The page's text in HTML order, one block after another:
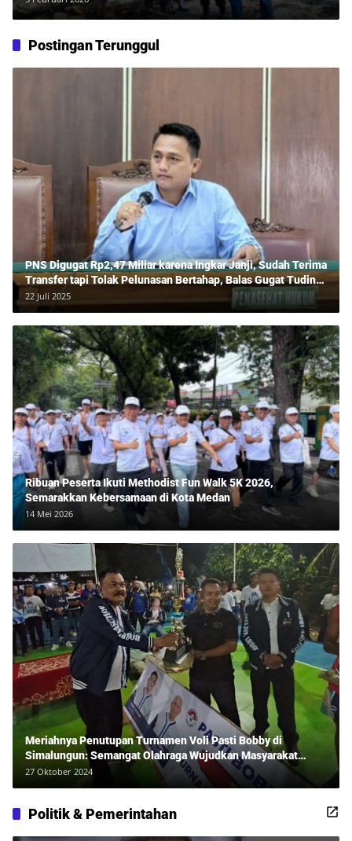
Postingan Terunggul
PNS Digugat Rp2,47 Miliar karena Ingkar Janji, Sudah Terima
Transfer tapi Tolak Pelunasan Bertahap, Balas Gugat Tuding
Lawan Tipu Rp850 Juta
22 Juli 2025
Ribuan Peserta Ikuti Methodist Fun Walk 5K 2026,
Semarakkan Kebersamaan di Kota Medan
14 Mei 2026
Meriahnya Penutupan Turnamen Voli Pasti Bobby di
Simalungun: Semangat Olahraga Wujudkan Masyarakat
Sehat Bersama Erwan Rozadi dan Ribuan Penonton!
27 Oktober 2024
Politik & Pemerintahan